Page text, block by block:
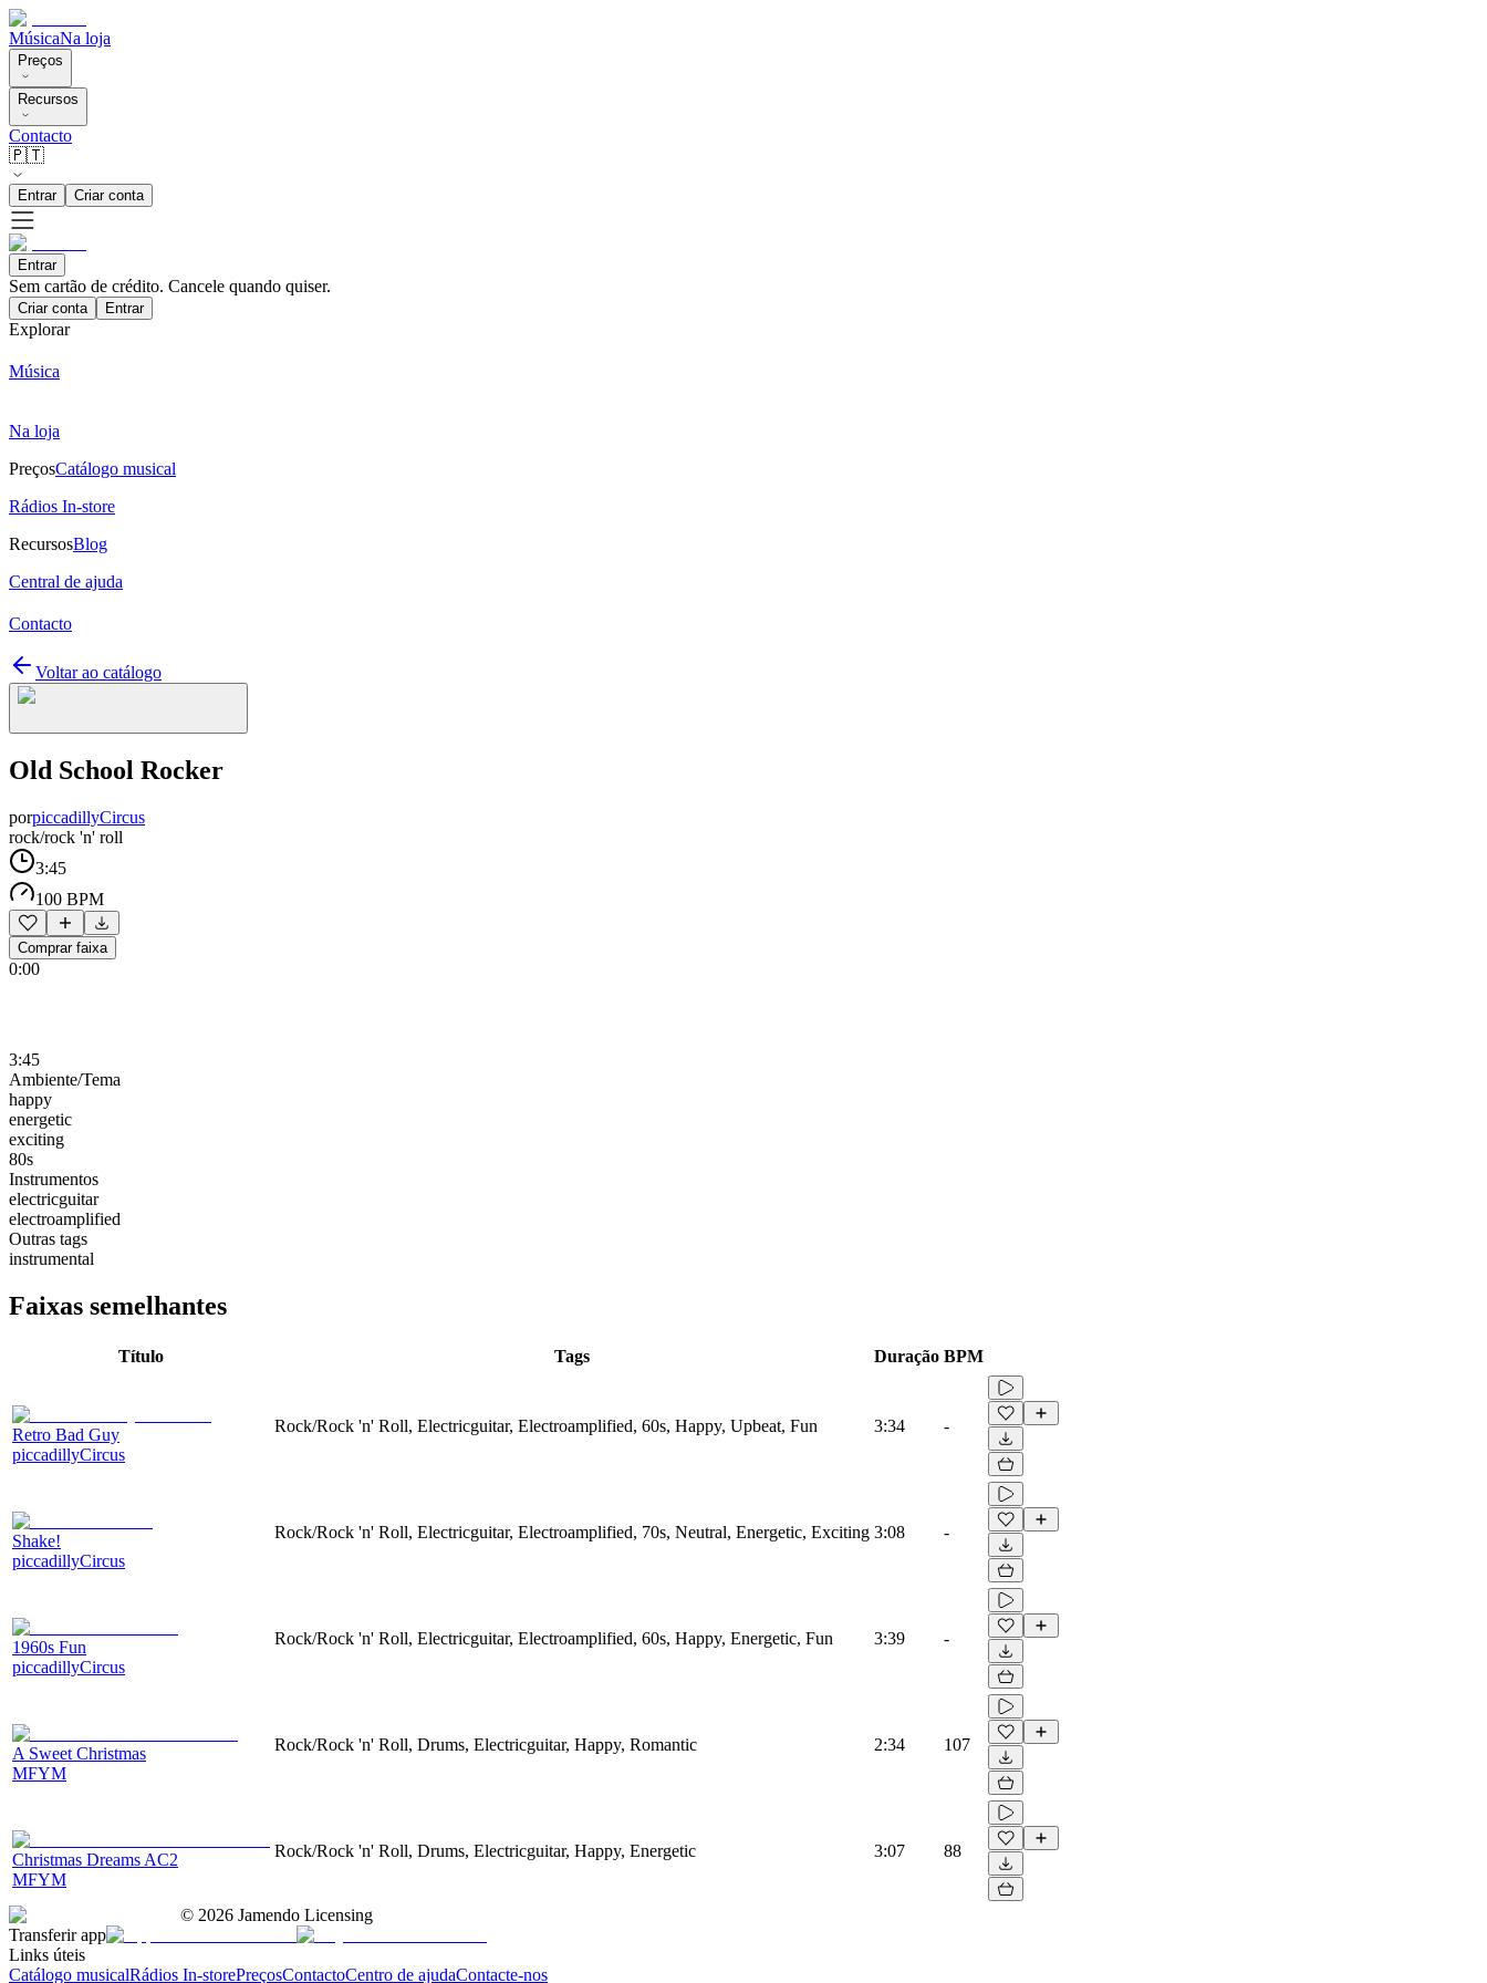
MúsicaNa loja
Preços
Recursos
Contacto
🇵🇹
Entrar Criar conta
Entrar
Sem cartão de crédito. Cancele quando quiser.
Criar conta Entrar
Explorar
Música
Na loja
PreçosCatálogo musical
Rádios In-store
RecursosBlog
Central de ajuda
Contacto
Voltar ao catálogo
Old School Rocker
porpiccadillyCircus
rock/rock 'n' roll
3:45
100 BPM
Comprar faixa
0:00
3:45
Ambiente/Tema
happy
energetic
exciting
80s
Instrumentos
electricguitar
electroamplified
Outras tags
instrumental
Faixas semelhantes
Título Tags Duração BPM
Retro Bad Guy
piccadillyCircus
Rock/Rock 'n' Roll, Electricguitar, Electroamplified, 60s, Happy, Upbeat, Fun 3:34 -
Shake!
piccadillyCircus
Rock/Rock 'n' Roll, Electricguitar, Electroamplified, 70s, Neutral, Energetic, Exciting 3:08 -
1960s Fun
piccadillyCircus
Rock/Rock 'n' Roll, Electricguitar, Electroamplified, 60s, Happy, Energetic, Fun 3:39 -
A Sweet Christmas
MFYM
Rock/Rock 'n' Roll, Drums, Electricguitar, Happy, Romantic 2:34 107
Christmas Dreams AC2
MFYM
Rock/Rock 'n' Roll, Drums, Electricguitar, Happy, Energetic 3:07 88
© 2026 Jamendo Licensing
Transferir app
Links úteis
Catálogo musicalRádios In-storePreçosContactoCentro de ajudaContacte-nos